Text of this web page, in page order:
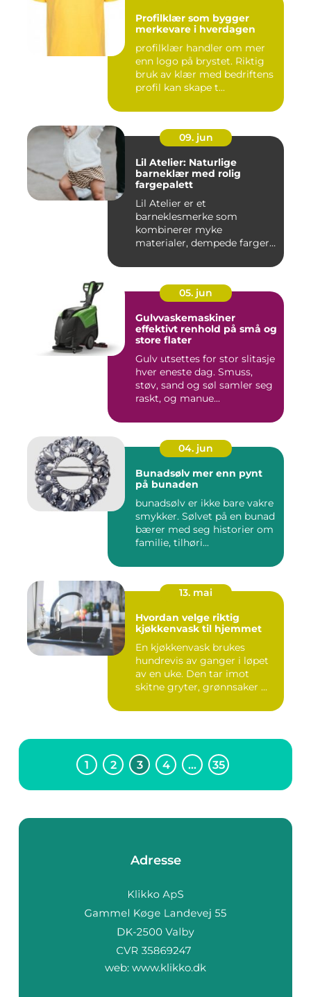
Profilklær som bygger
merkevare i hverdagen
profilklær handler om mer
enn logo på brystet. Riktig
bruk av klær med bedriftens
profil kan skape t...
09. jun
Lil Atelier: Naturlige
barneklær med rolig
fargepalett
Lil Atelier er et
barneklesmerke som
kombinerer myke
materialer, dempede farger
05. jun
Gulvvaskemaskiner
effektivt renhold på små og
store flater
Gulv utsettes for stor slitasje
hver eneste dag. Smuss,
støv, sand og søl samler seg
raskt, og manue...
04. jun
Bunadsølv mer enn pynt
på bunaden
bunadsølv er ikke bare vakre
smykker. Sølvet på en bunad
bærer med seg historier om
familie, tilhøri...
13. mai
Hvordan velge riktig
kjøkkenvask til hjemmet
En kjøkkenvask brukes
hundrevis av ganger i løpet
av en uke. Den tar imot
skitne gryter, grønnsaker ...
1 2 3 4 … 35
Adresse
web: www.klikko.dk